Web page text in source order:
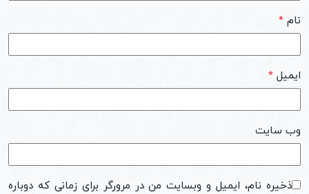
نام *
ایمیل *
وب‌ سایت
ذخیره نام، ایمیل و وبسایت من در مرورگر برای زمانی که دوباره